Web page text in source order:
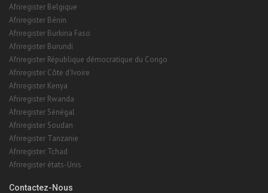
Afriregister Belgique
Afriregister Bénin
Afriregister Burkina Faso
Afriregister Burundi
Afriregister République démocratique du Congo
Afriregister Côte d'Ivoire
Afriregister Kenya
Afriregister Rwanda
Afriregister Sénégal
Afriregister Soudan
Afriregister Tanzanie
Afriregister Tchad
Afriregister états-Unis
Contactez-Nous